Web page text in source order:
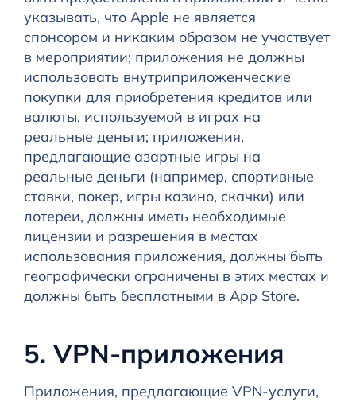
указывать, что Apple не является
спонсором и никаким образом не участвует
в мероприятии; приложения не должны
использовать внутриприложенческие
покупки для приобретения кредитов или
валюты, используемой в играх на
реальные деньги; приложения,
предлагающие азартные игры на
реальные деньги (например, спортивные
ставки, покер, игры казино, скачки) или
лотереи, должны иметь необходимые
лицензии и разрешения в местах
использования приложения, должны быть
географически ограничены в этих местах и
должны быть бесплатными в App Store.
5. VPN-приложения
Приложения, предлагающие VPN-услуги,